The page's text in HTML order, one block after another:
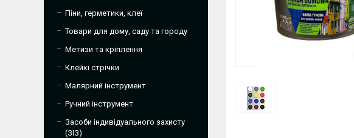
Піни, герметики, клеї
Товари для дому, саду та городу
Метизи та кріплення
Клейкі стрічки
Малярний інструмент
Ручний інструмент
Засоби індивідуального захисту
(ЗІЗ)